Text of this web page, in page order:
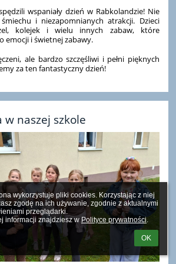
wykorzystuje pliki cookies. Korzystając z niej
zgodę na ich używanie, zgodnie z aktualnymi
przeglądarki.
informacji znajdziesz w Polityce prywatności.
OK
wspaniały dzień w Rabkolandzie! Nie
i niezapomnianych atrakcji. Dzieci
kolejek i wielu innych zabaw, które
emocji i świetnej zabawy.
ale bardzo szczęśliwi i pełni pięknych
za ten fantastyczny dzień!
w naszej szkole